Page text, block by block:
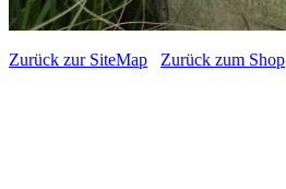
Zurück zur SiteMap Zurück zum Shop